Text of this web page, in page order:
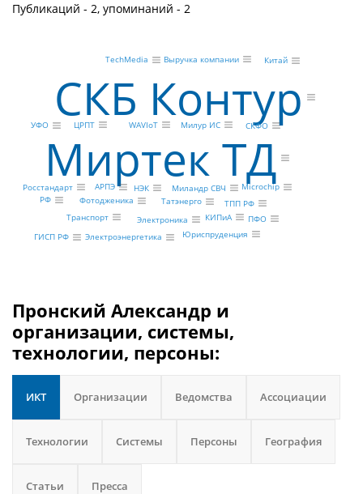
Публикаций - 2, упоминаний - 2
Миртек ТД
СКБ Контур
Милур ИС
WAVIoT
НЭК
Фотодженика
Миландр СВЧ
Татэнерго
ТПП РФ
АРПЭ
Транспорт Электроника КИПиА
Microchip
ЦРПТ
Росстандарт
ГИСП РФ
СКФО
УФО
ПФО
Китай
РФ
Электроэнергетика Юриспруденция
Выручка компании
TechMedia
Пронский Александр и
организации, системы,
технологии, персоны:
ИКТ Организации Ведомства Ассоциации
Технологии Системы Персоны География
Статьи Пресса